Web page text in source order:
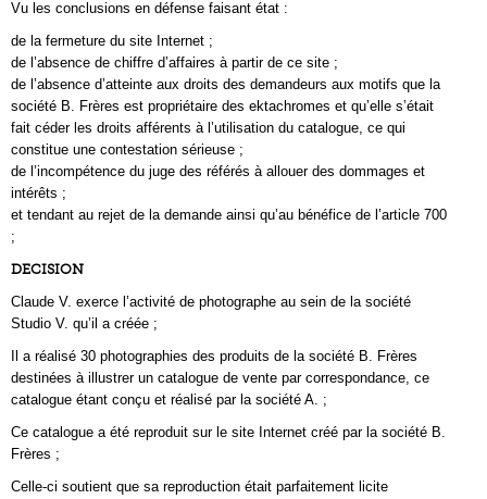
Vu les conclusions en défense faisant état :
de la fermeture du site Internet ;
de l’absence de chiffre d’affaires à partir de ce site ;
de l’absence d’atteinte aux droits des demandeurs aux motifs que la
société B. Frères est propriétaire des ektachromes et qu’elle s’était
fait céder les droits afférents à l’utilisation du catalogue, ce qui
constitue une contestation sérieuse ;
de l’incompétence du juge des référés à allouer des dommages et
intérêts ;
et tendant au rejet de la demande ainsi qu’au bénéfice de l’article 700
;
DECISION
Claude V. exerce l’activité de photographe au sein de la société
Studio V. qu’il a créée ;
Il a réalisé 30 photographies des produits de la société B. Frères
destinées à illustrer un catalogue de vente par correspondance, ce
catalogue étant conçu et réalisé par la société A. ;
Ce catalogue a été reproduit sur le site Internet créé par la société B.
Frères ;
Celle-ci soutient que sa reproduction était parfaitement licite